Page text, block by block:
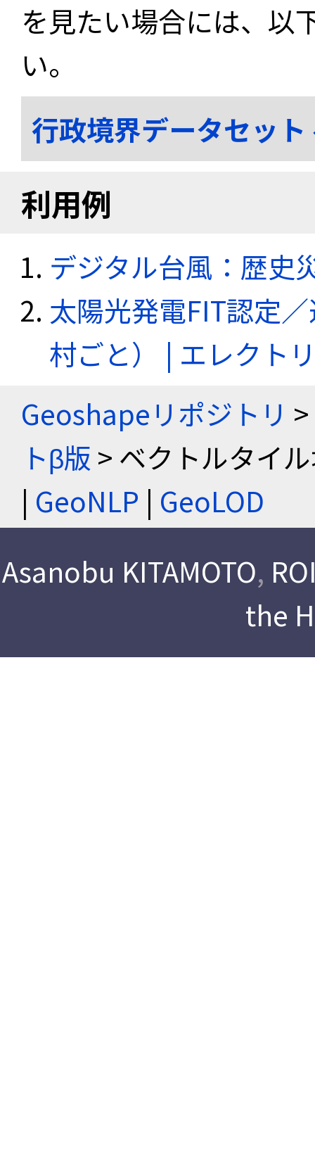
を見たい場合には、以
い。
行政境界データセッ
利用例
デジタル台風：歴史
太陽光発電FIT認定
村ごと） | エレクト
Geoshapeリポジトリ >
トβ版 > ベクトルタイ
| GeoNLP | GeoLOD
Asanobu KITAMOTO,
the